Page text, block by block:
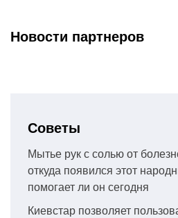
Новости партнеров
Советы
Мытье рук с солью от
откуда появился этот
помогает ли он сегодня
Киевстар позволяет